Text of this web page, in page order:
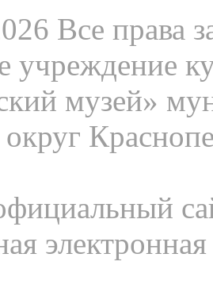
Все права
учреждение
музей»
округ